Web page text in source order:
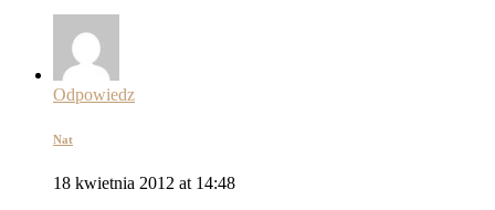
Odpowiedz
Nat
18 kwietnia 2012 at 14:48